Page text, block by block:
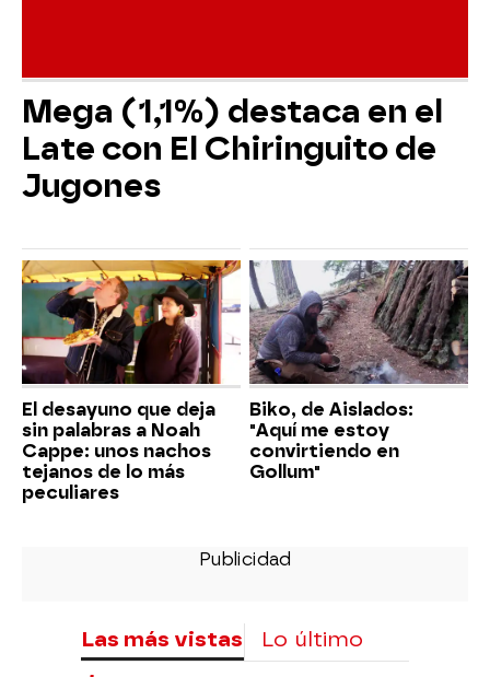
Mega (1,1%) destaca en el
Late con El Chiringuito de
Jugones
El desayuno que deja
sin palabras a Noah
Cappe: unos nachos
tejanos de lo más
peculiares
Biko, de Aislados:
"Aquí me estoy
convirtiendo en
Gollum"
Las más vistas Lo último